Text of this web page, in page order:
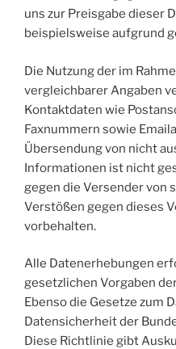
uns zur Preisgabe dieser
beispielsweise aufgrund
Die Nutzung der im
vergleichbarer Angaben
Kontaktdaten wie
Faxnummern sowie
Übersendung von nicht
Informationen ist nicht
gegen die Versender von
Verstößen gegen dieses
vorbehalten.
Alle Datenerhebungen
gesetzlichen Vorgaben
Ebenso die Gesetze zum
Datensicherheit der
Diese Richtlinie gibt